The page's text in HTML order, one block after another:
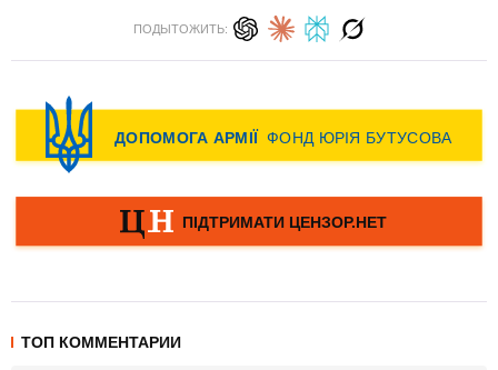
ПОДЫТОЖИТЬ:
ТОП КОММЕНТАРИИ